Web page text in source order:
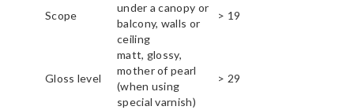
Scope
under a canopy or
balcony, walls or
ceiling
> 19
Gloss level
matt, glossy,
mother of pearl
(when using
special varnish)
> 29